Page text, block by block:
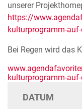
unserer
https://
kulturprogramm-
Bei Regen wird das
kulturprogramm-
DATUM